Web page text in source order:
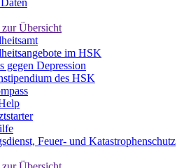
Übersicht
im HSK
gegen Depression
des HSK
Feuer- und Katastrophenschutz